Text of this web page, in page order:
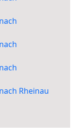
Rheinau